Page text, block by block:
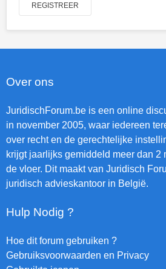
REGISTREER
Over ons
JuridischForum.be is een online
in november 2005, waar iedereen
over recht en de gerechtelijke
krijgt jaarlijks gemiddeld meer dan 2
de vloer. Dit maakt van Juridisch
juridisch advieskantoor in België.
Hulp Nodig ?
Hoe dit forum gebruiken ?
Gebruiksvoorwaarden en Privacy